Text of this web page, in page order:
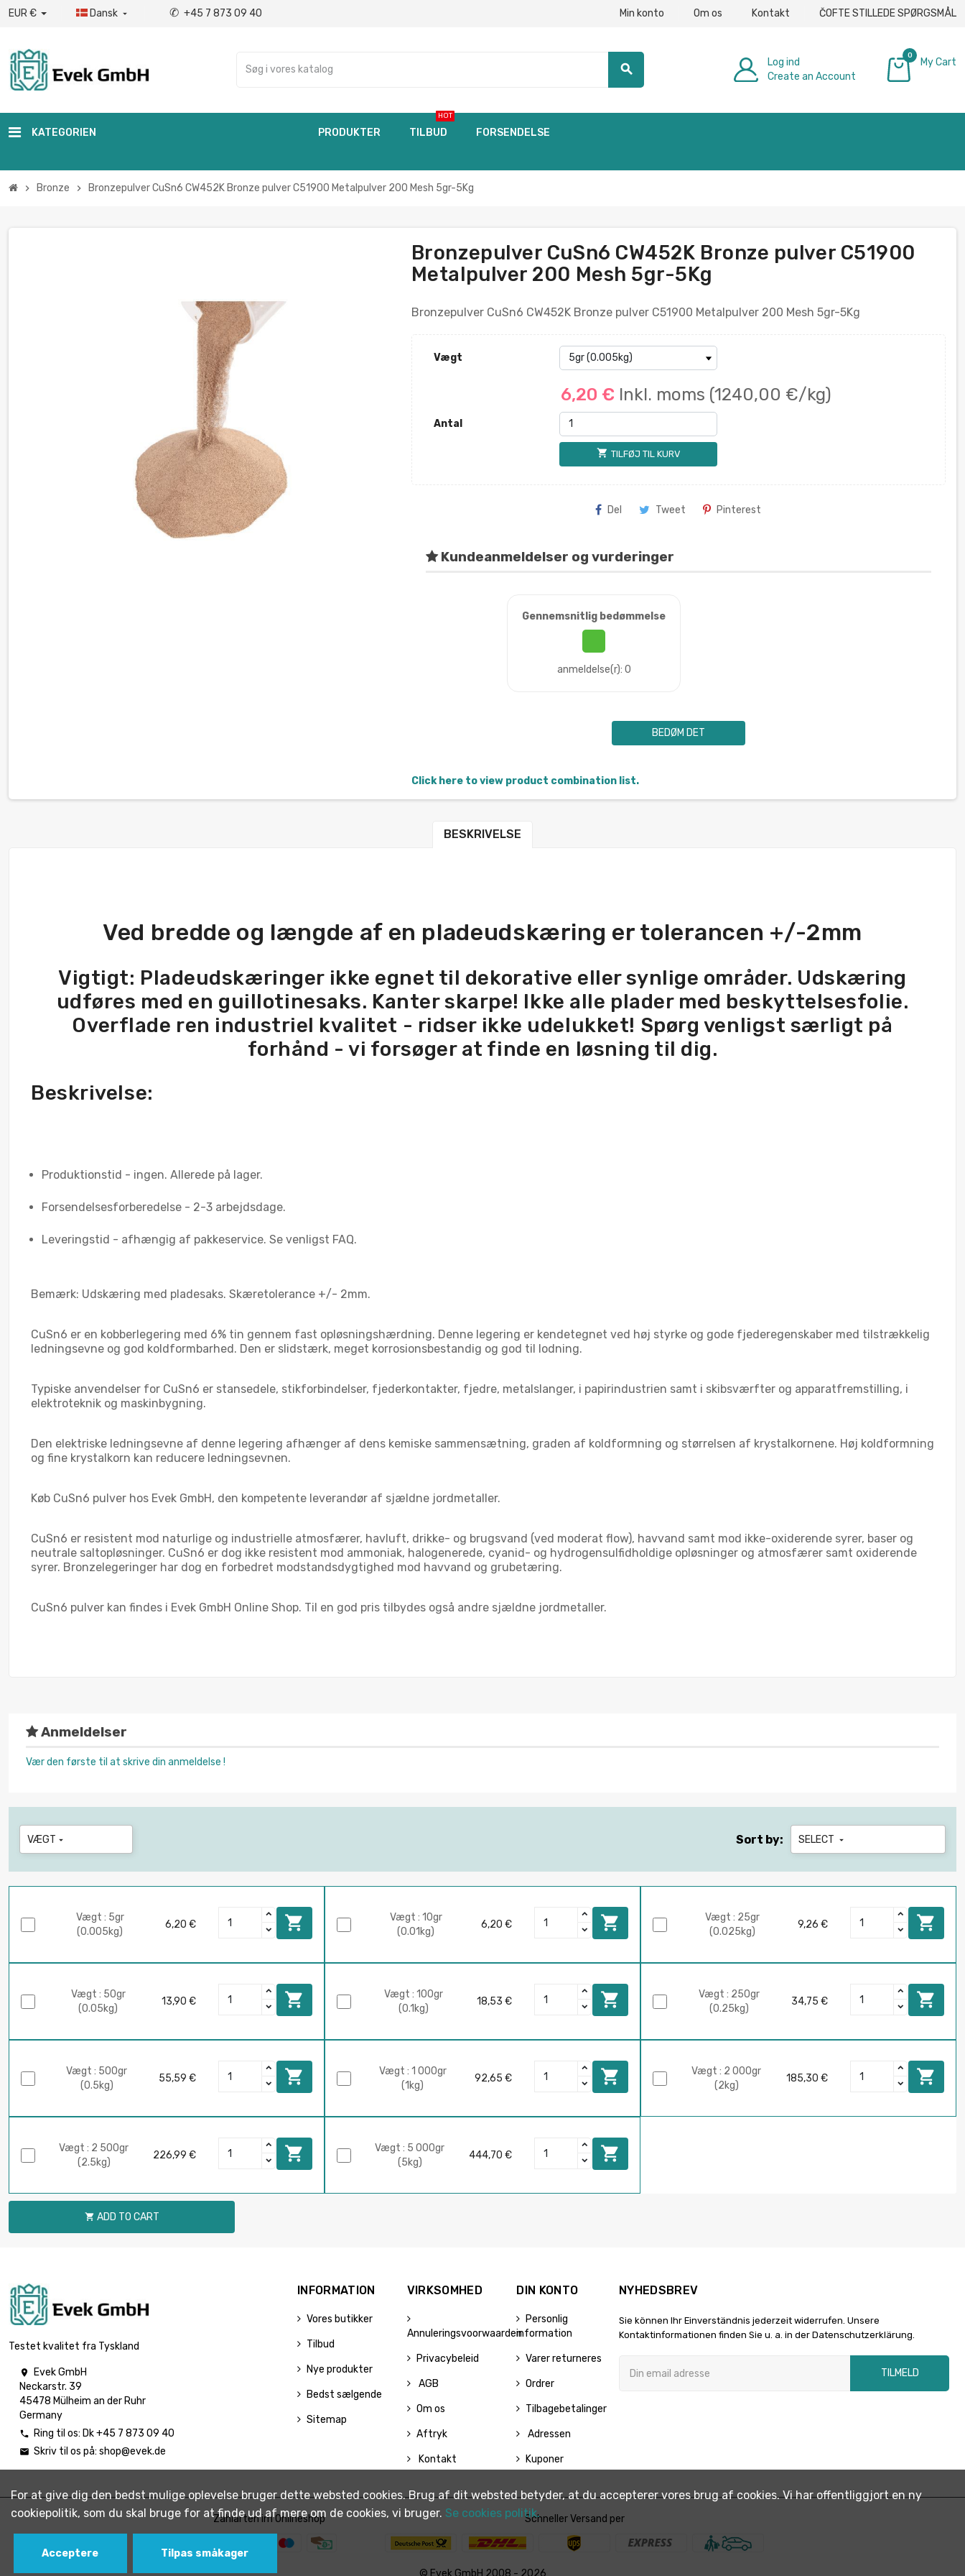
EUR € Dansk  ✆ +45 7 873 09 40 Min konto Om os Kontakt ČOFTE STILLEDE SPØRGSMÅL
search
Log ind
Create an Account
0
My Cart
KATEGORIEN PRODUKTER TILBUD
HOT
FORSENDELSE
chevron_right Bronze chevron_right Bronzepulver CuSn6 CW452K Bronze pulver C51900 Metalpulver 200 Mesh 5gr-5Kg
Bronzepulver CuSn6 CW452K Bronze pulver C51900
Metalpulver 200 Mesh 5gr-5Kg
Bronzepulver CuSn6 CW452K Bronze pulver C51900 Metalpulver 200 Mesh 5gr-5Kg
Vægt
6,20 € Inkl. moms (1240,00 €/kg)
Antal
shopping_cart TILFØJ TIL KURV
Del Tweet Pinterest
Kundeanmeldelser og vurderinger
Gennemsnitlig bedømmelse
anmeldelse(r): 0
BEDØM DET
Click here to view product combination list.
BESKRIVELSE
Ved bredde og længde af en pladeudskæring er tolerancen +/-2mm
Vigtigt: Pladeudskæringer ikke egnet til dekorative eller synlige områder. Udskæring
udføres med en guillotinesaks. Kanter skarpe! Ikke alle plader med beskyttelsesfolie.
Overflade ren industriel kvalitet - ridser ikke udelukket! Spørg venligst særligt på
forhånd - vi forsøger at finde en løsning til dig.
Beskrivelse:
Produktionstid - ingen. Allerede på lager.
Forsendelsesforberedelse - 2-3 arbejdsdage.
Leveringstid - afhængig af pakkeservice. Se venligst FAQ.
Bemærk: Udskæring med pladesaks. Skæretolerance +/- 2mm.
CuSn6 er en kobberlegering med 6% tin gennem fast opløsningshærdning. Denne legering er kendetegnet ved høj styrke og gode fjederegenskaber med tilstrækkelig
ledningsevne og god koldformbarhed. Den er slidstærk, meget korrosionsbestandig og god til lodning.
Typiske anvendelser for CuSn6 er stansedele, stikforbindelser, fjederkontakter, fjedre, metalslanger, i papirindustrien samt i skibsværfter og apparatfremstilling, i
elektroteknik og maskinbygning.
Den elektriske ledningsevne af denne legering afhænger af dens kemiske sammensætning, graden af koldformning og størrelsen af krystalkornene. Høj koldformning
og fine krystalkorn kan reducere ledningsevnen.
Køb CuSn6 pulver hos Evek GmbH, den kompetente leverandør af sjældne jordmetaller.
CuSn6 er resistent mod naturlige og industrielle atmosfærer, havluft, drikke- og brugsvand (ved moderat flow), havvand samt mod ikke-oxiderende syrer, baser og
neutrale saltopløsninger. CuSn6 er dog ikke resistent mod ammoniak, halogenerede, cyanid- og hydrogensulfidholdige opløsninger og atmosfærer samt oxiderende
syrer. Bronzelegeringer har dog en forbedret modstandsdygtighed mod havvand og grubetæring.
CuSn6 pulver kan findes i Evek GmbH Online Shop. Til en god pris tilbydes også andre sjældne jordmetaller.
Anmeldelser
Vær den første til at skrive din anmeldelse !
VÆGT  Sort by: SELECT 
Vægt : 5gr
(0.005kg)
6,20 € 
Vægt : 10gr
(0.01kg)
6,20 € 
Vægt : 25gr
(0.025kg)
9,26 € 
Vægt : 50gr
(0.05kg)
13,90 € 
Vægt : 100gr
(0.1kg)
18,53 € 
Vægt : 250gr
(0.25kg)
34,75 € 
Vægt : 500gr
(0.5kg)
55,59 € 
Vægt : 1 000gr
(1kg)
92,65 € 
Vægt : 2 000gr
(2kg)
185,30 € 
Vægt : 2 500gr
(2.5kg)
226,99 € 
Vægt : 5 000gr
(5kg)
444,70 € 
 ADD TO CART
Testet kvalitet fra Tyskland

Evek GmbH
Neckarstr. 39
45478 Mülheim an der Ruhr
Germany
 Ring til os: Dk +45 7 873 09 40
 Skriv til os på: shop@evek.de
INFORMATION
Vores butikker
Tilbud
Nye produkter
Bedst sælgende
Sitemap
VIRKSOMHED
Annuleringsvoorwaarden
Privacybeleid
AGB
Om os
Aftryk
Kontakt
DIN KONTO
Personlig
information
Varer returneres
Ordrer
Tilbagebetalinger
Adressen
Kuponer
NYHEDSBREV
Sie können Ihr Einverständnis jederzeit widerrufen. Unsere
Kontaktinformationen finden Sie u. a. in der Datenschutzerklärung.
TILMELD
Zahlarten im Onlineshop Schneller Versand per
For at give dig den bedst mulige oplevelse bruger dette websted cookies. Brug af dit websted betyder, at du accepterer vores brug af cookies. Vi har offentliggjort en ny
cookiepolitik, som du skal bruge for at finde ud af mere om de cookies, vi bruger. Se cookies politik.
Acceptere Tilpas småkager